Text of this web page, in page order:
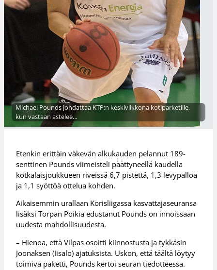
Michael Pounds johdattaa KTP:n keskiviikkona kotiparketille,
kun vastaan astelee…
Etenkin erittäin väkevän alkukauden pelannut 189-
senttinen Pounds viimeisteli päättyneellä kaudella
kotkalaisjoukkueen riveissä 6,7 pistettä, 1,3 levypalloa
ja 1,1 syöttöä ottelua kohden.
Aikaisemmin urallaan Korisliigassa kasvattajaseuransa
lisäksi Torpan Poikia edustanut Pounds on innoissaan
uudesta mahdollisuudesta.
– Hienoa, että Vilpas osoitti kiinnostusta ja tykkäsin
Joonaksen (Iisalo) ajatuksista. Uskon, että täältä löytyy
toimiva paketti, Pounds kertoi seuran tiedotteessa.